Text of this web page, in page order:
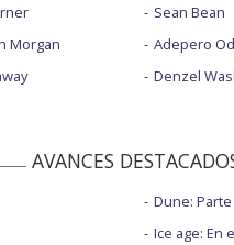
Morgan
Sean Bean
Adepero
Denzel
AVANCES
Dune:
Ice age: En